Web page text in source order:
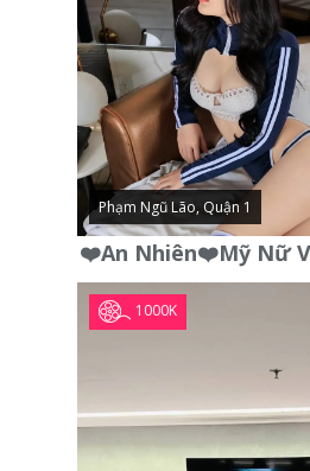
Phạm Ngũ Lão, Quận 1
1000K